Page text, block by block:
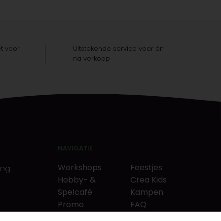
voor
Uitstekende service voor én
na verkoop
NAVIGATIE
Workshops
Hobby- &
Spelcafé
Promo
Feestjes
Crea Kids
Kampen
FAQ